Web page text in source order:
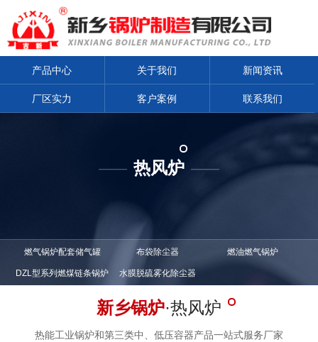
产品中心 关于我们 新闻资讯
厂区实力 客户案例 联系我们
—— 热风炉 ——
燃气锅炉配套储气罐 布袋除尘器 燃油燃气锅炉
DZL型系列燃煤链条锅炉 水膜脱硫雾化除尘器
新乡锅炉·热风炉
热能工业锅炉和第三类中、低压容器产品一站式服务厂家